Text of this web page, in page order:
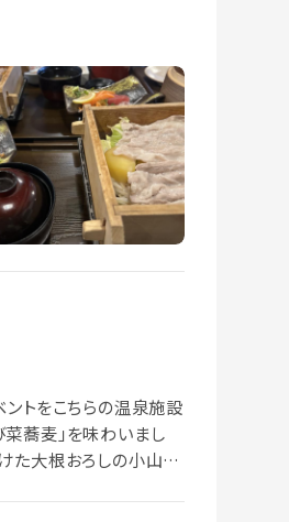
トをこちらの温泉施設
蕎麦」を味わいまし
た大根おろしの小山を